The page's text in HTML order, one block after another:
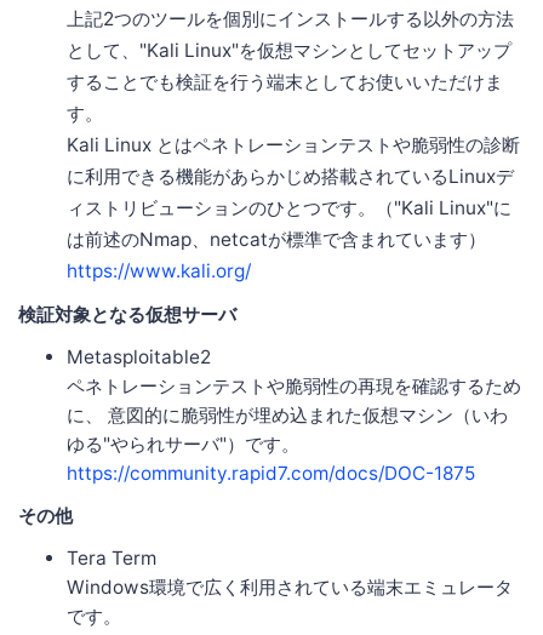
上記2つのツールを個別にインストールする以外の方法
として、"Kali Linux"を仮想マシンとしてセットアップ
することでも検証を行う端末としてお使いいただけま
す。
Kali Linux とはペネトレーションテストや脆弱性の診断
に利用できる機能があらかじめ搭載されているLinuxデ
ィストリビューションのひとつです。（"Kali Linux"に
は前述のNmap、netcatが標準で含まれています）
https://www.kali.org/
検証対象となる仮想サーバ
Metasploitable2
ペネトレーションテストや脆弱性の再現を確認するため
に、 意図的に脆弱性が埋め込まれた仮想マシン（いわ
ゆる"やられサーバ"）です。
https://community.rapid7.com/docs/DOC-1875
その他
Tera Term
Windows環境で広く利用されている端末エミュレータ
です。